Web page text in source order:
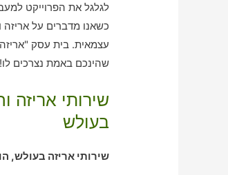
לגלגל את הפרוייקט
כשאנו מדברים על אריזה
שהינכם באמת נצרכים לו!
שירותי
בעולש
שירותי אריזה בעולש,